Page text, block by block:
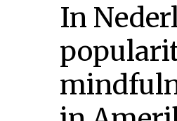
In